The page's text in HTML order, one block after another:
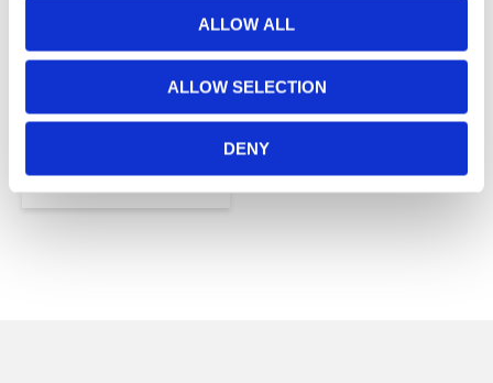
ALLOW ALL
ALLOW SELECTION
DENY
Lampsladd med
lamppropp
28,00KR
INFO